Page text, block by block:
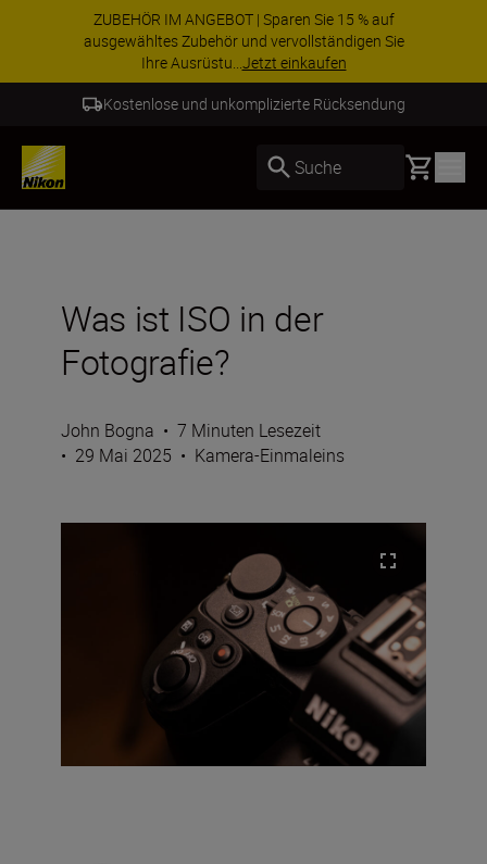
Nutzen Sie unseren kostenlosen Service und
sichern Sie sich Ihre 5-jährige Garantie auf
NIKKOR Z-Obj...Weitere Informationen
5 Jahre Objektiv-Garantie
Suche Basket
Was ist ISO in der
Fotografie?
John Bogna • 7 Minuten Lesezeit
• 29 Mai 2025 • Kamera-Einmaleins